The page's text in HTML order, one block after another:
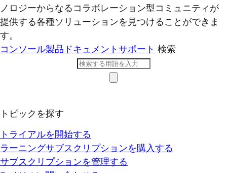
ノロジーからなるコラボレーション型コミ​ュニティが
提供する各種ソリューションを見つけることができま
す。
コンソール製品ドキュメント サポート 検索
トピックを探す
トライアルを開始する
ラーニングサブスクリプションを購入する
サブスクリプションを管理する